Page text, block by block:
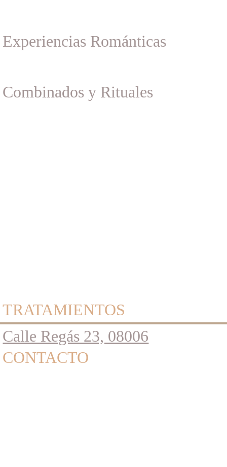
Combinados y Rituales
TRATAMIENTOS
Calle Regás 23, 08006
CONTACTO
Experiencias Románticas